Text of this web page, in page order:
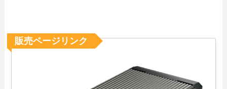
販売ページリンク